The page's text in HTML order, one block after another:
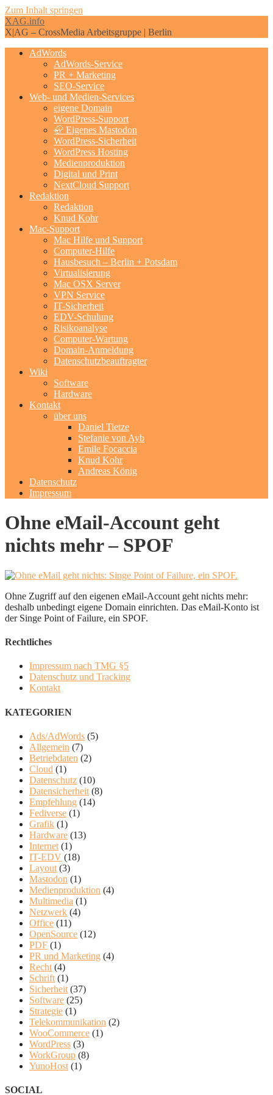
Zum Inhalt springen
XAG.info
X|AG – CrossMedia Arbeitsgruppe | Berlin
AdWords
AdWords-Service
PR + Marketing
SEO-Service
Web- und Medien-Services
eigene Domain
WordPress-Support
🦣 Eigenes Mastodon
WordPress-Sicherheit
WordPress Hosting
Medienproduktion
Digital und Print
NextCloud Support
Redaktion
Redaktion
Knud Kohr
Mac-Support
Mac Hilfe und Support
Computer-Hilfe
Hausbesuch – Berlin + Potsdam
Virtualisierung
Mac OSX Server
VPN Service
IT-Sicherheit
EDV-Schulung
Risikoanalyse
Computer-Wartung
Domain-Anmeldung
Datenschutzbeauftragter
Wiki
Software
Hardware
Kontakt
über uns
Daniel Tietze
Stefanie von Ayb
Emile Focaccia
Knud Kohr
Andreas König
Datenschutz
Impressum
Ohne eMail-Account geht
nichts mehr – SPOF
Ohne Zugriff auf den eigenen eMail-Account geht nichts mehr:
deshalb unbedingt eigene Domain einrichten. Das eMail-Konto ist
der Singe Point of Failure, ein SPOF.
Rechtliches
Impressum nach TMG §5
Datenschutz und Tracking
Kontakt
KATEGORIEN
Ads/AdWords (5)
Allgemein (7)
Betriebdaten (2)
Cloud (1)
Datenschutz (10)
Datensicherheit (8)
Empfehlung (14)
Fediverse (1)
Grafik (1)
Hardware (13)
Internet (1)
IT-EDV (18)
Layout (3)
Mastodon (1)
Medienproduktion (4)
Multimedia (1)
Netzwerk (4)
Office (11)
OpenSource (12)
PDF (1)
PR und Marketing (4)
Recht (4)
Schrift (1)
Sicherheit (37)
Software (25)
Strategie (1)
Telekommunikation (2)
WooCommerce (1)
WordPress (3)
WorkGroup (8)
YunoHost (1)
SOCIAL